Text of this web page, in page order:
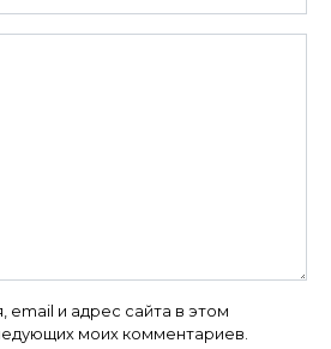
email и адрес сайта в этом
моих комментариев.